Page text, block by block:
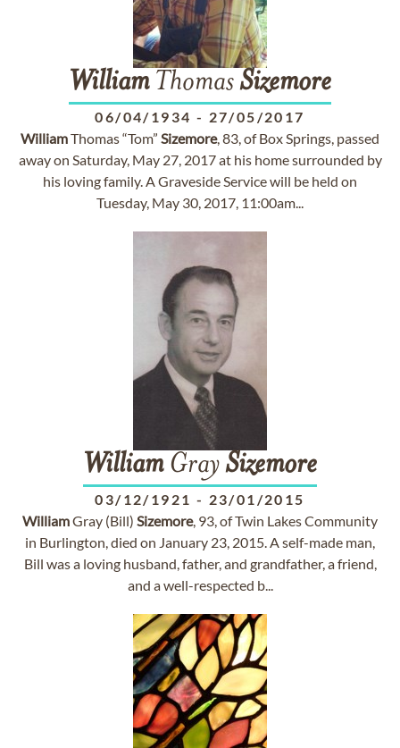
WilliamThomasSizemore
06/04/1934 - 27/05/2017
WilliamThomas “Tom” Sizemore, 83, of Box Springs, passed
away on Saturday, May 27, 2017 at his home surrounded by
his loving family. A Graveside Service will be held on
Tuesday, May 30, 2017, 11:00am...
WilliamGraySizemore
03/12/1921 - 23/01/2015
WilliamGray (Bill) Sizemore, 93, of Twin Lakes Community
in Burlington, died on January 23, 2015. A self-made man,
Bill was a loving husband, father, and grandfather, a friend,
and a well-respected b...